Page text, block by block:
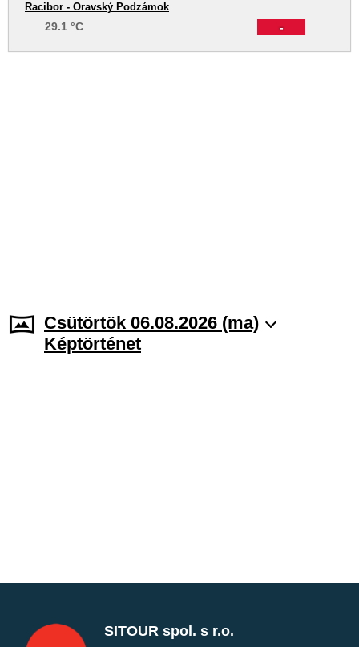
-
Racibor - Oravský Podzámok
29.1 °C
Csütörtök 06.08.2026 (ma)
Képtörténet
SITOUR spol. s r.o.